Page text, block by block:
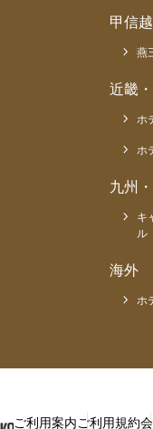
甲信
燕
近畿
ホ
ホ
九州
キ
ル
海外
ホ
ご利用案内ご利用規約